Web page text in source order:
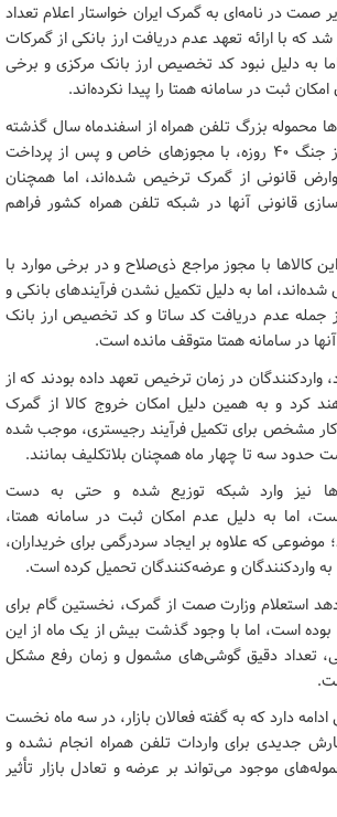
صمت در نامه‌ای به گمرک ایران خواستار اعلام تعداد
که با ارائه تعهد عدم دریافت ارز بانکی از گمرکات
به دلیل نبود کد تخصیص ارز بانک مرکزی و برخی
امکان ثبت در سامانه همتا را پیدا نکرده‌اند.
محموله بزرگ تلفن همراه از اسفندماه سال گذشته
و در شرایط ویژه ناشی از جنگ 40 روزه، با مجوزهای خاص و پس از پرداخت
قانونی از گمرک ترخیص شده‌اند، اما همچنان
قانونی آنها در شبکه تلفن همراه کشور فراهم
کالاها با مجوز مراجع ذی‌صلاح و در برخی موارد با
اما به دلیل تکمیل نشدن فرآیندهای بانکی و
جمله عدم دریافت کد ساتا و کد تخصیص ارز بانک
در سامانه همتا متوقف مانده است.
واردکنندگان در زمان ترخیص تعهد داده بودند که از
کرد و به همین دلیل امکان خروج کالا از گمرک
مشخص برای تکمیل فرآیند رجیستری، موجب شده
سه تا چهار ماه همچنان بلاتکلیف بمانند.
نیز وارد شبکه توزیع شده و حتی به دست
اما به دلیل عدم امکان ثبت در سامانه همتا،
موضوعی که علاوه بر ایجاد سردرگمی برای خریداران،
به واردکنندگان و عرضه‌کنندگان تحمیل کرده است.
استعلام وزارت صمت از گمرک، نخستین گام برای
بوده است، اما با وجود گذشت بیش از یک ماه از این
تعداد دقیق گوشی‌های مشمول و زمان رفع مشکل
دارد که به گفته فعالان بازار، در سه ماه نخست
جدیدی برای واردات تلفن همراه انجام نشده و
موجود می‌تواند بر عرضه و تعادل بازار تأثیر